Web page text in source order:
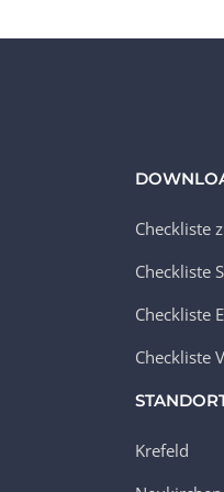
Checkliste
Checkliste
Checkliste
Checkliste
Krefeld